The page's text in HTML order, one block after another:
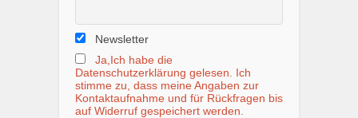
Newsletter
Ja,Ich habe die
Datenschutzerklärung gelesen. Ich
stimme zu, dass meine Angaben zur
Kontaktaufnahme und für Rückfragen bis
auf Widerruf gespeichert werden.